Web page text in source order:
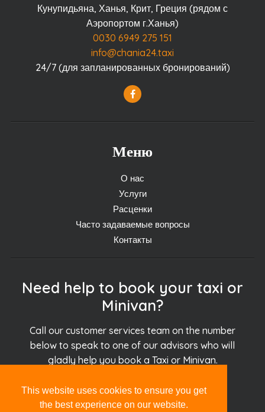
This website uses cookies to ensure you get
the best experience on our website.
Кунупидьяна, Ханья, Крит, Греция (рядом с
Аэропортом г.Ханья)
0030 6949 275 151
info@chania24.taxi
24/7 (для запланированных бронирований)
Меню
О нас
Услуги
Расценки
Часто задаваемые вопросы
Контакты
Need help to book your taxi or
Minivan?
Call our customer services team on the number
below to speak to one of our advisors who will
gladly help you book a Taxi or Minivan.
+30.694.927.51.51